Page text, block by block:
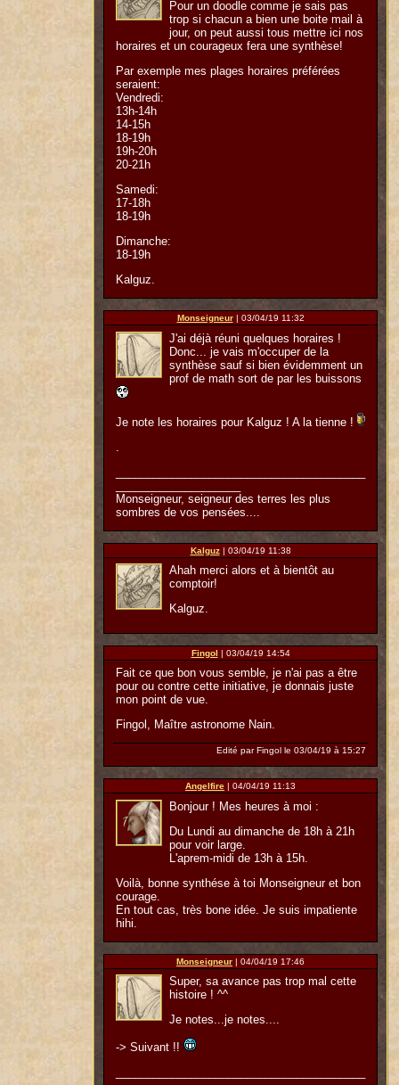
Pour un doodle comme je sais pas
trop si chacun a bien une boite mail à
jour, on peut aussi tous mettre ici nos
horaires et un courageux fera une synthèse!
Par exemple mes plages horaires préférées
seraient:
Vendredi:
13h-14h
14-15h
18-19h
19h-20h
20-21h
Samedi:
17-18h
18-19h
Dimanche:
18-19h
Kalguz.
Monseigneur| 03/04/19 11:32
J'ai déjà réuni quelques horaires !
Donc... je vais m'occuper de la
synthèse sauf si bien évidemment un
prof de math sort de par les buissons
Je note les horaires pour Kalguz ! A la tienne !
Monseigneur, seigneur des terres les plus
sombres de vos pensées....
Kalguz| 03/04/19 11:38
Ahah merci alors et à bientôt au
comptoir!
Kalguz.
Fingol | 03/04/19 14:54
Fait ce que bon vous semble, je n'ai pas a être
pour ou contre cette initiative, je donnais juste
mon point de vue.
Fingol, Maître astronome Nain.
Edité par Fingol le 03/04/19 à 15:27
Angelfire | 04/04/19 11:13
Bonjour ! Mes heures à moi :
Du Lundi au dimanche de 18h à 21h
pour voir large.
L'aprem-midi de 13h à 15h.
Voilà, bonne synthése à toi Monseigneur et bon
courage.
En tout cas, très bone idée. Je suis impatiente
hihi.
Monseigneur | 04/04/19 17:46
Super, sa avance pas trop mal cette
histoire ! ^^
Je notes...je notes....
-> Suivant !!